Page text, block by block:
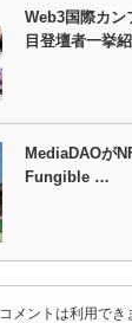
Web3国際カン
目登壇者一挙紹
MediaDAOが
Fungible …
コメントは利用でき